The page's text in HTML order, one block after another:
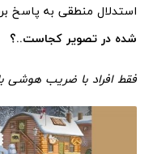
استدلال منطقی به
شده در تصویر کجاست..؟
فقط افراد با ضریب هوشی